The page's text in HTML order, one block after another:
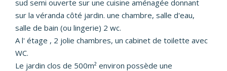
sud semi ouverte sur une cuisine aménagée donnant
sur la véranda côté jardin. une chambre, salle d'eau,
salle de bain (ou lingerie) 2 wc.
A l' étage , 2 jolie chambres, un cabinet de toilette avec
WC.
Le jardin clos de 500m² environ possède une